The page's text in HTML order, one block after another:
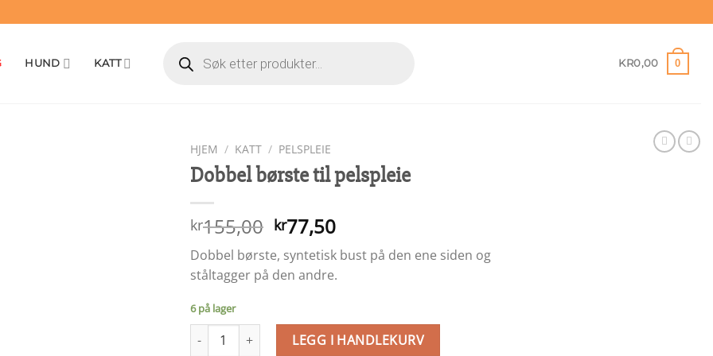
HUND KATT
search
KR0,00 0
HJEM / KATT / PELSPLEIE
Dobbel børste til pelspleie
kr155,00 Opprinnelig
pris
var:
kr155,00.
kr77,50Nåværende
pris
er:
kr77,50.
Dobbel børste, syntetisk bust på den ene siden og
ståltagger på den andre.
6 på lager
Dobbel børste til pelspleie antall
LEGG I HANDLEKURV